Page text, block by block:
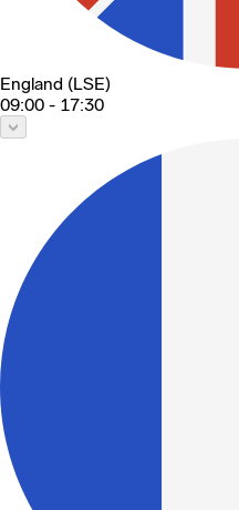
England (LSE)
09:00 - 17:30